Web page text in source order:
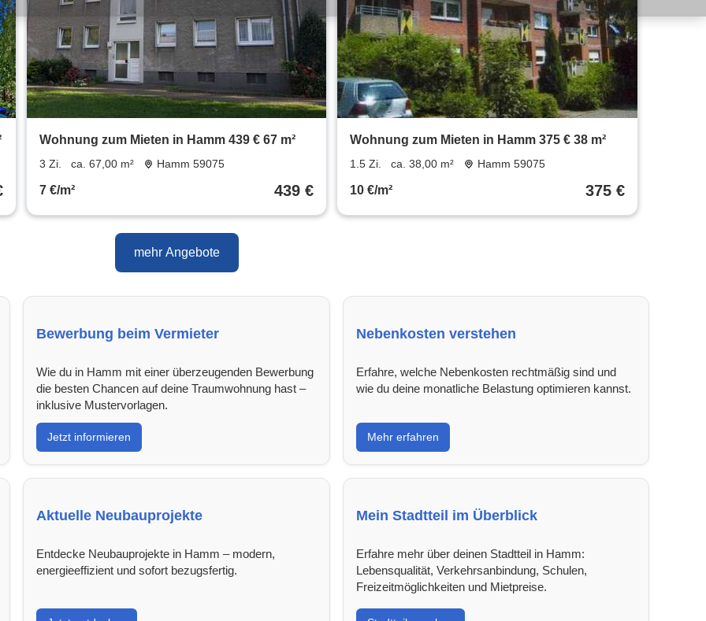
Wohnung zum Mieten in Hamm 439 € 67 m²
3 Zi. ca. 67,00 m² Hamm 59075
7 €/m² 439 €
Wohnung zum Mieten in Hamm 375 € 38 m²
1.5 Zi. ca. 38,00 m² Hamm 59075
10 €/m² 375 €
mehr Angebote
Bewerbung beim Vermieter
Wie du in Hamm mit einer überzeugenden Bewerbung
die besten Chancen auf deine Traumwohnung hast –
inklusive Mustervorlagen.
Jetzt informieren
Nebenkosten verstehen
Erfahre, welche Nebenkosten rechtmäßig sind und
wie du deine monatliche Belastung optimieren kannst.
Mehr erfahren
Aktuelle Neubauprojekte
Entdecke Neubauprojekte in Hamm – modern,
energieeffizient und sofort bezugsfertig.
Mein Stadtteil im Überblick
Erfahre mehr über deinen Stadtteil in Hamm:
Lebensqualität, Verkehrsanbindung, Schulen,
Freizeitmöglichkeiten und Mietpreise.